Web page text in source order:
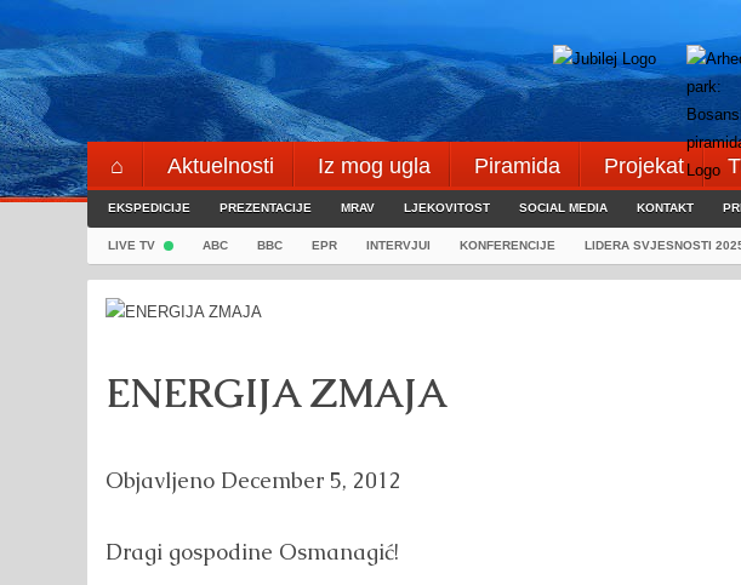
Skip
to
content
⌂ Aktuelnosti Iz mog ugla Piramida Projekat
Blogeri
⌖
EKSPEDICIJE PREZENTACIJE MRAV LJEKOVITOST SOCIAL MEDIA KONTAKT
LIVE TV ABC BBC EPR INTERVJUI KONFERENCIJE LIDERA SVJESNOSTI
ENERGIJA ZMAJA
Objavljeno December 5, 2012
Dragi gospodine Osmanagić!